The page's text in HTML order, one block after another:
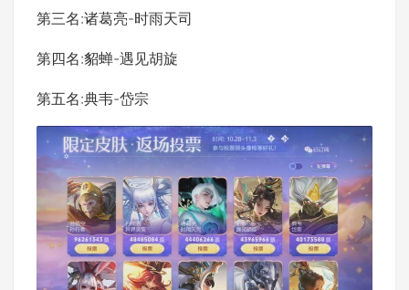
第三名:诸葛亮-时雨天司
第四名:貂蝉-遇见胡旋
第五名:典韦-岱宗